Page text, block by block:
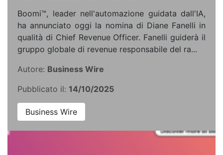
Boomi™, leader nell'automazione guidata dall'IA,
ha annunciato oggi la nomina di Diane Fanelli in
qualità di Chief Revenue Officer. Fanelli guiderà il
gruppo globale di revenue responsabile del ra...
Autore: Business Wire
Pubblicato il: 14/10/2025
Business Wire